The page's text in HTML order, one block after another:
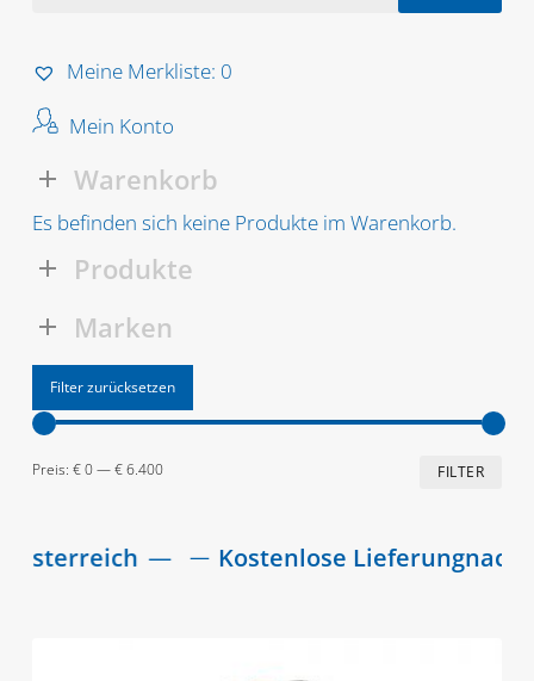
Meine Merkliste: 0
Mein Konto
Warenkorb
Es befinden sich keine Produkte im Warenkorb.
Produkte
Marken
Filter zurücksetzen
FILTER
Preis: € 0—€ 6.400
— — Kostenlose Lieferungnach